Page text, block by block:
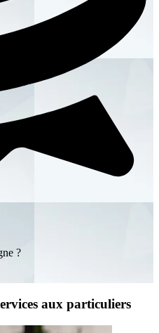
?
aux particuliers